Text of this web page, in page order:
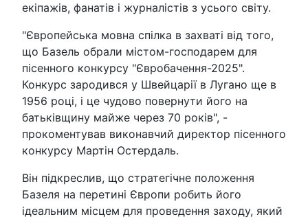
екіпажів, фанатів і журналістів з усього світу.
"Європейська мовна спілка в захваті від того,
що Базель обрали містом-господарем для
пісенного конкурсу "Євробачення-2025".
Конкурс зародився у Швейцарії в Лугано ще в
1956 році, і це чудово повернути його на
батьківщину майже через 70 років", -
прокоментував виконавчий директор пісенного
конкурсу Мартін Остердаль.
Він підкреслив, що стратегічне положення
Базеля на перетині Європи робить його
ідеальним місцем для проведення заходу, який